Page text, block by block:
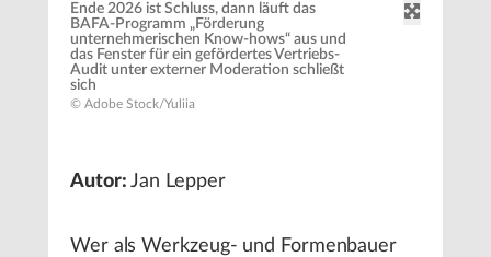
Ende 2026 ist Schluss, dann läuft das
BAFA-Programm „Förderung
unternehmerischen Know-hows“ aus und
das Fenster für ein gefördertes Vertriebs-
Audit unter externer Moderation schließt
sich
© Adobe Stock/Yuliia
Autor: Jan Lepper
Wer als Werkzeug- und Formenbauer